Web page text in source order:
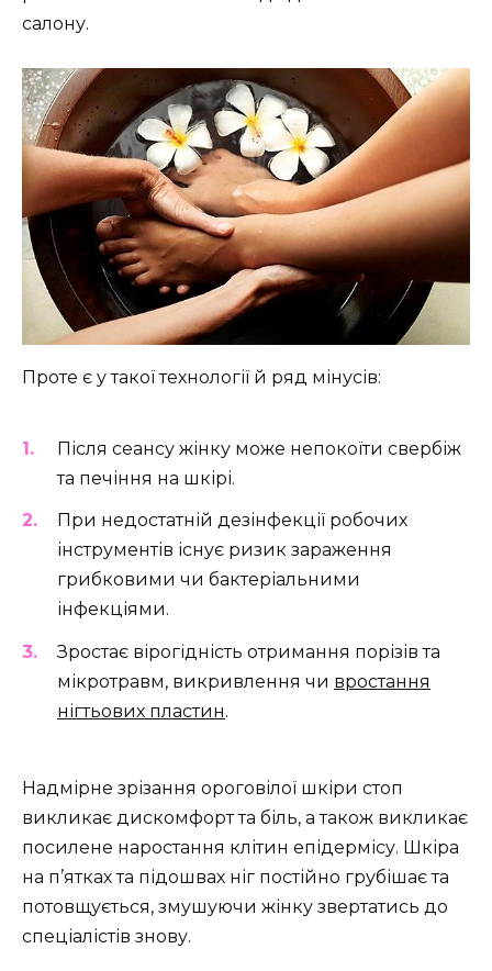
салону.
Проте є у такої технології й ряд мінусів:
Після сеансу жінку може непокоїти свербіж
та печіння на шкірі.
При недостатній дезінфекції робочих
інструментів існує ризик зараження
грибковими чи бактеріальними
інфекціями.
Зростає вірогідність отримання порізів та
мікротравм, викривлення чи вростання
нігтьових пластин.
Надмірне зрізання ороговілої шкіри стоп
викликає дискомфорт та біль, а також викликає
посилене наростання клітин епідермісу. Шкіра
на п’ятках та підошвах ніг постійно грубішає та
потовщується, змушуючи жінку звертатись до
спеціалістів знову.